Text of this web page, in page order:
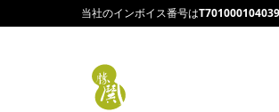
当社のインボイス番号は